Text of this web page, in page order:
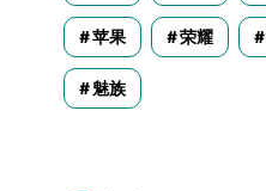
苹果 荣耀
魅族